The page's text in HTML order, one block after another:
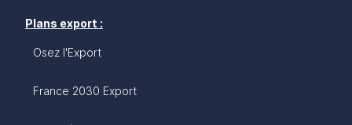
Plans export :
Osez l'Export
France 2030 Export